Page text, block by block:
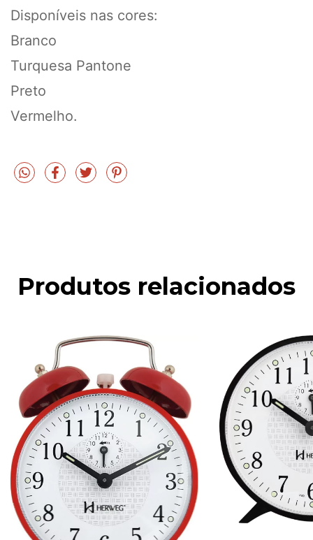
Disponíveis nas cores:
Branco
Turquesa Pantone
Preto
Vermelho.
Produtos relacionados